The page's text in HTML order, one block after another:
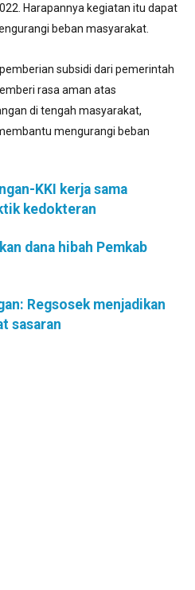
Harapannya kegiatan itu dapat
beban masyarakat.
subsidi dari pemerintah
rasa aman atas
di tengah masyarakat,
mengurangi beban
KKI kerja sama
kedokteran
dana hibah Pemkab
Regsosek menjadikan
sasaran